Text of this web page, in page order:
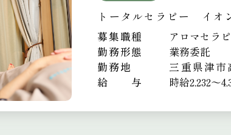
トータルセラピー イオ
募集職種
アロマセラ
勤務形態
業務委託
勤務地
三重県津
給 与
時給2,232～